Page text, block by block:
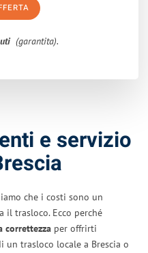
(garantita).
e servizio
che i costi sono un
il trasloco. Ecco perché
correttezza per offrirti
trasloco locale a Brescia o